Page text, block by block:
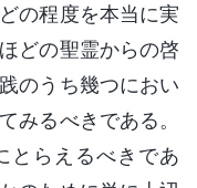
の程度を本当に実
どの聖霊からの啓
のうち幾つにおい
みるべきである。
とらえるべきであ